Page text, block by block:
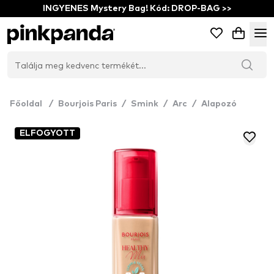
INGYENES Mystery Bag! Kód: DROP-BAG >>
Főoldal / Bourjois Paris / Smink / Arc / Alapozó
ELFOGYOTT